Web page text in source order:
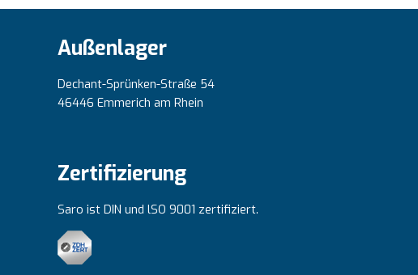
Außenlager
Dechant-Sprünken-Straße 54
46446 Emmerich am Rhein
Zertifizierung
Saro ist DIN und lSO 9001 zertifiziert.